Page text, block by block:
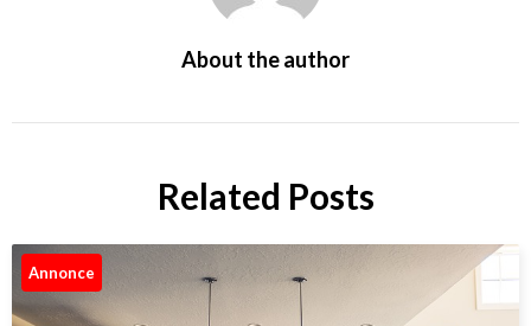
About the author
Related Posts
Annonce